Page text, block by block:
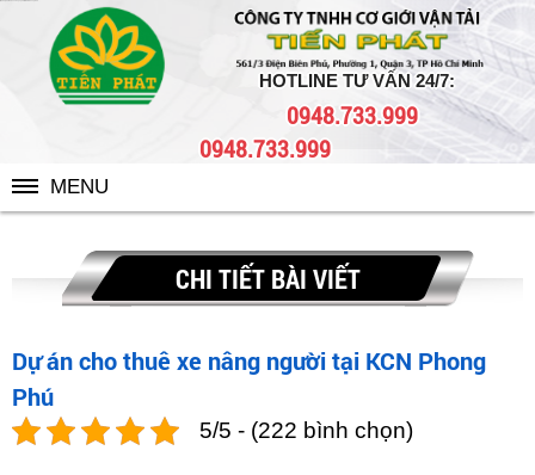
HOTLINE TƯ VẤN 24/7:
0948.733.999
0948.733.999
MENU
CHI TIẾT BÀI VIẾT
Dự án cho thuê xe nâng người tại KCN Phong
Phú
5/5 - (222 bình chọn)